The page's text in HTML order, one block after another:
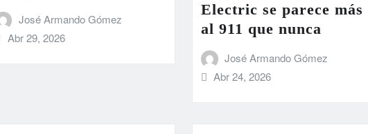
José Armando Gómez
Abr 29, 2026
Electric se parece más
al 911 que nunca
José Armando Gómez
Abr 24, 2026